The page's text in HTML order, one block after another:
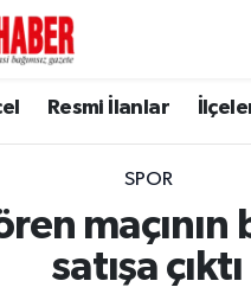
Resmi İlanlar
SPOR
satışa çıktı
İlanlar
Namaz Vakitleri
Durumu